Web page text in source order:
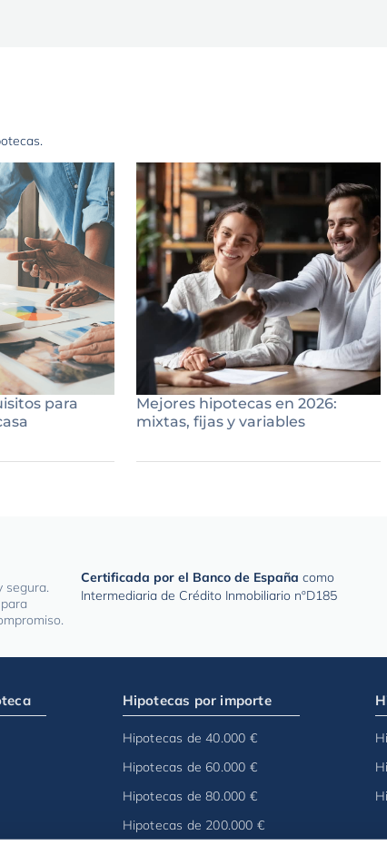
para
Mejores hipotecas en 2026:
mixtas, fijas y variables
segura.
Certificada por el Banco de España como
Intermediaria de Crédito Inmobiliario nºD185
Hipotecas por importe
Hipotecas de 40.000 €
Hipotecas de 60.000 €
Hipotecas de 80.000 €
Hipotecas de 200.000 €